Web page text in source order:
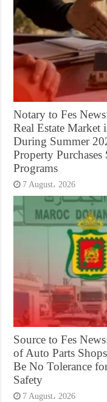
Notary to Fes
Real Estate Market
During Summer
Property
Programs
7 August، 2026
Source to Fes
of Auto Parts
Be No Tolerance
Safety
7 August، 2026